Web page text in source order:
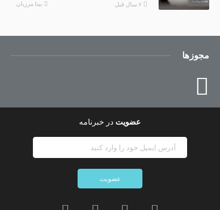
۶ سال قبل بیتا مرزبان
مجوزها
عضویت در خبرنامه
عضویت